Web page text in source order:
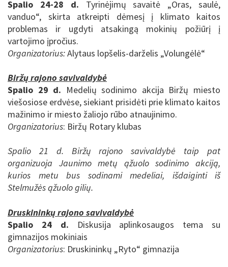
Spalio 24-28 d. Tyrinėjimų savaitė „Oras, saulė,
vanduo“, skirta atkreipti dėmesį į klimato kaitos
problemas ir ugdyti atsakingą mokinių požiūrį į
vartojimo įpročius.
Organizatorius:Alytaus lopšelis-darželis „Volungėlė“
Biržų rajono savivaldybė
Spalio 29 d. Medelių sodinimo akcija Biržų miesto
viešosiose erdvėse, siekiant prisidėti prie klimato kaitos
mažinimo ir miesto žaliojo rūbo atnaujinimo.
Organizatorius: Biržų Rotary klubas
Spalio 21 d. Biržų rajono savivaldybė taip pat
organizuoja Jaunimo metų ąžuolo sodinimo akciją,
kurios metu bus sodinami medeliai, išdaiginti iš
Stelmužės ąžuolo gilių.
Druskininkų rajono savivaldybė
Spalio 24 d. Diskusija aplinkosaugos tema su
gimnazijos mokiniais
Organizatorius: Druskininkų „Ryto“ gimnazija